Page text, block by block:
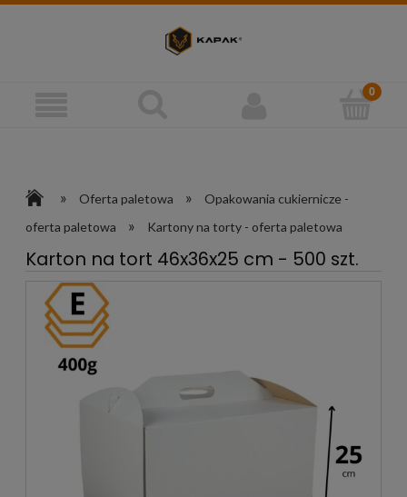
» Oferta paletowa »
Opakowania cukiernicze -
oferta paletowa
» Kartony na torty - oferta paletowa
Karton na tort 46x36x25 cm - 500 szt.